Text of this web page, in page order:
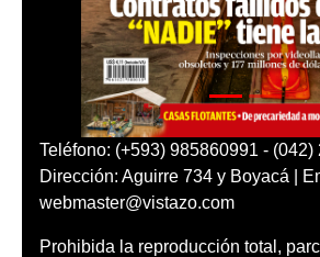
Teléfono: (+593) 985860991 - (042)
Dirección: Aguirre 734 y Boyacá |
webmaster@vistazo.com
Prohibida la reproducción total,